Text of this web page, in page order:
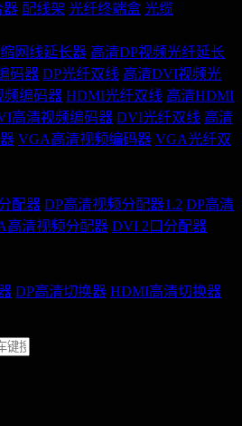
器 配线架 光纤终端盒 光缆
网线延长器 高清DP视频光纤延长
码器 DP光纤双线 高清DVI视频光
频编码器 HDMI光纤双线 高清HDMI
高清视频编码器 DVI光纤双线 高清
VGA高清视频编码器 VGA光纤双
配器 DP高清视频分配器1.2 DP高清
高清视频分配器 DVI 2口分配器
DP高清切换器 HDMI高清切换器